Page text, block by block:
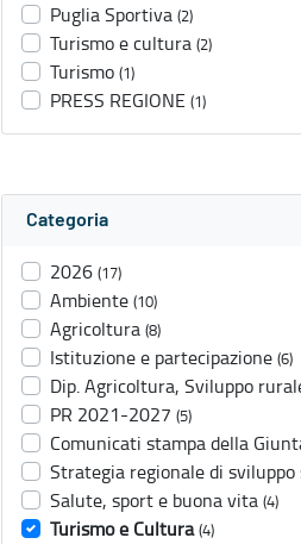
Puglia Sportiva (2)
Turismo e cultura (2)
Turismo (1)
PRESS REGIONE (1)
Categoria
2026 (17)
Ambiente (10)
Agricoltura (8)
Istituzione e partecipazione (6)
Dip. Agricoltura, Sviluppo
PR 2021-2027 (5)
Comunicati stampa della
Strategia regionale di
Salute, sport e buona vita (4)
Turismo e Cultura (4)